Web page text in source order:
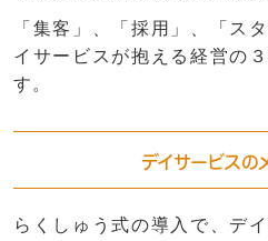
「集客」、「採用」、「ス
イサービスが抱える経営の
す。
デイサービスの
らくしゅう式の導入で、デ